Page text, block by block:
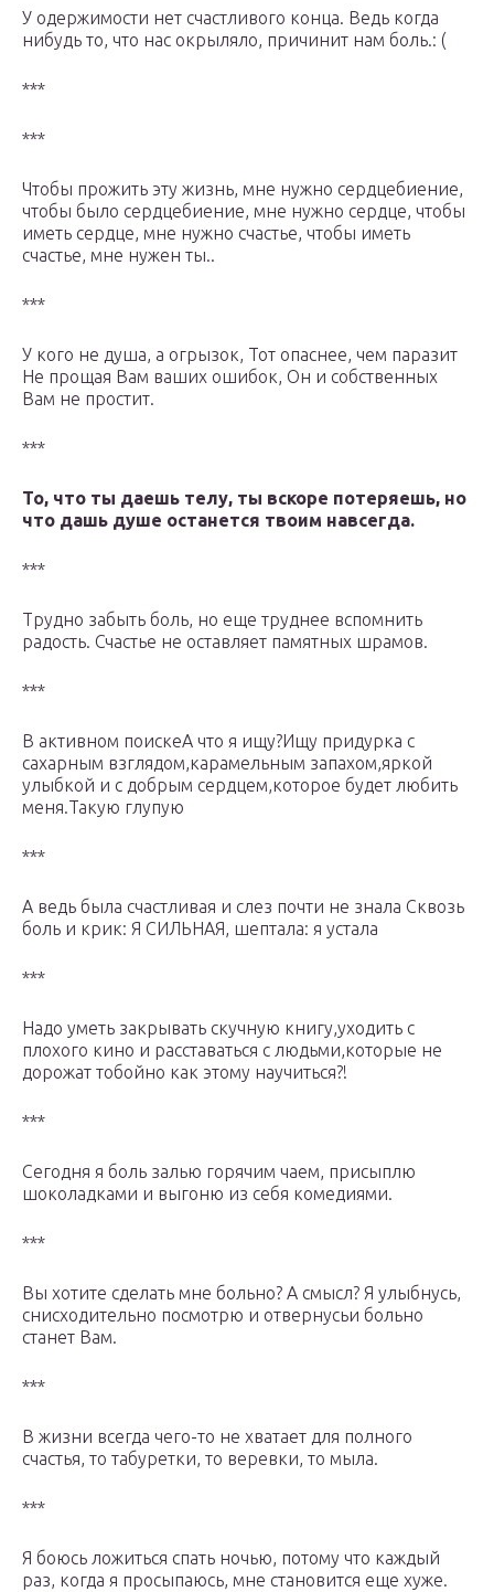
У одержимости нет счастливого конца. Ведь когда
нибудь то, что нас окрыляло, причинит нам боль.: (
***
***
Чтобы прожить эту жизнь, мне нужно сердцебиение,
чтобы было сердцебиение, мне нужно сердце, чтобы
иметь сердце, мне нужно счастье, чтобы иметь
счастье, мне нужен ты..
***
У кого не душа, а огрызок, Тот опаснее, чем паразит
Не прощая Вам ваших ошибок, Он и собственных
Вам не простит.
***
То, что ты даешь телу, ты вскоре потеряешь, но
что дашь душе останется твоим навсегда.
***
Трудно забыть боль, но еще труднее вспомнить
радость. Счастье не оставляет памятных шрамов.
***
В активном поискеА что я ищу?Ищу придурка с
сахарным взглядом,карамельным запахом,яркой
улыбкой и с добрым сердцем,которое будет любить
меня.Такую глупую
***
А ведь была счастливая и слез почти не знала Сквозь
боль и крик: Я СИЛЬНАЯ, шептала: я устала
***
Надо уметь закрывать скучную книгу,уходить с
плохого кино и расставаться с людьми,которые не
дорожат тобойно как этому научиться?!
***
Сегодня я боль залью горячим чаем, присыплю
шоколадками и выгоню из себя комедиями.
***
Вы хотите сделать мне больно? А смысл? Я улыбнусь,
снисходительно посмотрю и отвернусьи больно
станет Вам.
***
В жизни всегда чего-то не хватает для полного
счастья, то табуретки, то веревки, то мыла.
***
Я боюсь ложиться спать ночью, потому что каждый
раз, когда я просыпаюсь, мне становится еще хуже.